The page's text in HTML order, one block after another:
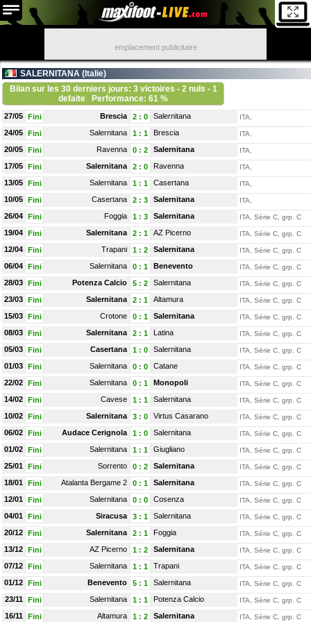
emplacement publicitaire
SALERNITANA ( Italie)
Bilan sur les 30 derniers jours: 3 victoires - 2 nuls - 1
defaite
Performance: 61 %
27/05 Fini Brescia 2 : 0 Salernitana ITA,
24/05 Fini Salernitana 1 : 1 Brescia ITA,
20/05 Fini Ravenna 0 : 2 Salernitana ITA,
17/05 Fini Salernitana 2 : 0 Ravenna ITA,
13/05 Fini Salernitana 1 : 1 Casertana ITA,
10/05 Fini Casertana 2 : 3 Salernitana ITA,
26/04 Fini Foggia 1 : 3 Salernitana ITA, Série C, grp. C
19/04 Fini Salernitana 2 : 1 AZ Picerno ITA, Série C, grp. C
12/04 Fini Trapani 1 : 2 Salernitana ITA, Série C, grp. C
06/04 Fini Salernitana 0 : 1 Benevento ITA, Série C, grp. C
28/03 Fini Potenza Calcio 5 : 2 Salernitana ITA, Série C, grp. C
23/03 Fini Salernitana 2 : 1 Altamura ITA, Série C, grp. C
15/03 Fini Crotone 0 : 1 Salernitana ITA, Série C, grp. C
08/03 Fini Salernitana 2 : 1 Latina ITA, Série C, grp. C
05/03 Fini Casertana 1 : 0 Salernitana ITA, Série C, grp. C
01/03 Fini Salernitana 0 : 0 Catane ITA, Série C, grp. C
22/02 Fini Salernitana 0 : 1 Monopoli ITA, Série C, grp. C
14/02 Fini Cavese 1 : 1 Salernitana ITA, Série C, grp. C
10/02 Fini Salernitana 3 : 0 Virtus Casarano ITA, Série C, grp. C
06/02 Fini Audace Cerignola 1 : 0 Salernitana ITA, Série C, grp. C
01/02 Fini Salernitana 1 : 1 Giugliano ITA, Série C, grp. C
25/01 Fini Sorrento 0 : 2 Salernitana ITA, Série C, grp. C
18/01 Fini Atalanta Bergame 2 0 : 1 Salernitana ITA, Série C, grp. C
12/01 Fini Salernitana 0 : 0 Cosenza ITA, Série C, grp. C
04/01 Fini Siracusa 3 : 1 Salernitana ITA, Série C, grp. C
20/12 Fini Salernitana 2 : 1 Foggia ITA, Série C, grp. C
13/12 Fini AZ Picerno 1 : 2 Salernitana ITA, Série C, grp. C
07/12 Fini Salernitana 1 : 1 Trapani ITA, Série C, grp. C
01/12 Fini Benevento 5 : 1 Salernitana ITA, Série C, grp. C
23/11 Fini Salernitana 1 : 1 Potenza Calcio ITA, Série C, grp. C
16/11 Fini Altamura 1 : 2 Salernitana ITA, Série C, grp. C